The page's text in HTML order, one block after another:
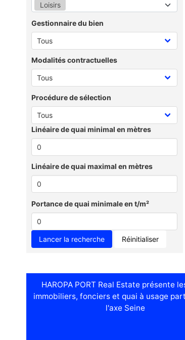
Loisirs
Gestionnaire du bien
Modalités contractuelles
Procédure de sélection
Linéaire de quai minimal en mètres
Linéaire de quai maximal en mètres
Portance de quai minimale en t/m²
Réinitialiser
HAROPA PORT Real Estate présente
immobiliers, fonciers et quai à usage
l'axe Seine